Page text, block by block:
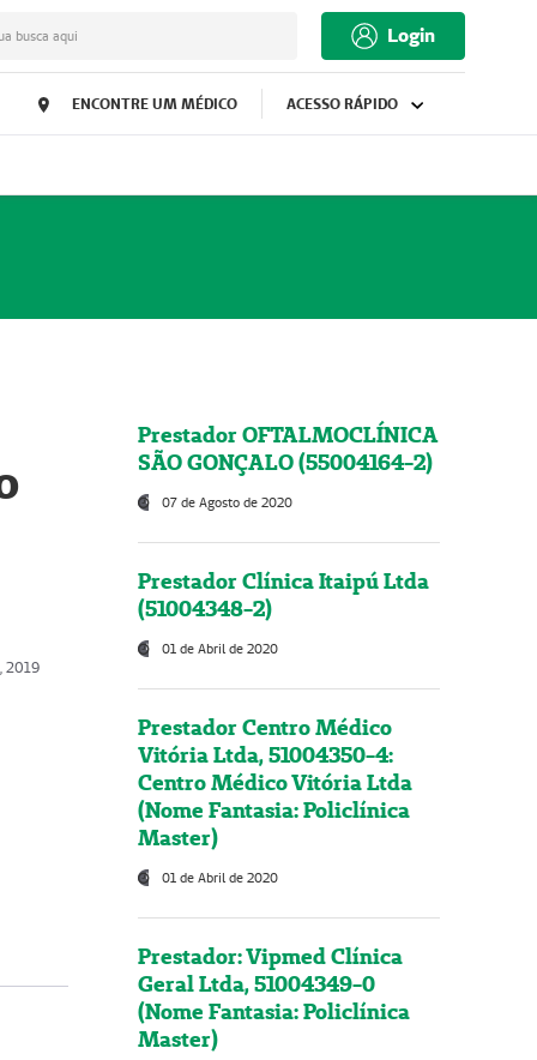
busca aqui Login
ENCONTRE UM MÉDICO ACESSO RÁPIDO
2019
Prestador OFTALMOCLÍNICA
SÃO GONÇALO (55004164-2)
07 de Agosto de 2020
Prestador Clínica Itaipú Ltda
(51004348-2)
01 de Abril de 2020
Prestador Centro Médico
Vitória Ltda, 51004350-4:
Centro Médico Vitória Ltda
(Nome Fantasia: Policlínica
Master)
01 de Abril de 2020
Prestador: Vipmed Clínica
Geral Ltda, 51004349-0
(Nome Fantasia: Policlínica
Master)